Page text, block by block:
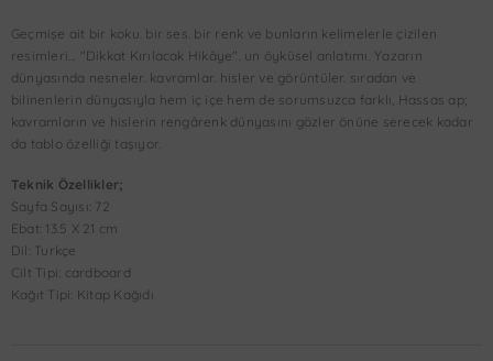
Geçmişe ait bir koku. bir ses. bir renk ve bunların kelimelerle çizilen
resimleri… "Dikkat Kırılacak Hikâye". un öyküsel anlatımı. Yazarın
dünyasında nesneler. kavramlar. hisler ve görüntüler. sıradan ve
bilinenlerin dünyasıyla hem iç içe hem de sorumsuzca farklı, Hassas ap;
kavramların ve hislerin rengârenk dünyasını gözler önüne serecek kadar
da tablo özelliği taşıyor.
Teknik Özellikler;
Sayfa Sayısı: 72
Ebat: 13.5 X 21 cm
Dil: Turkçe
Cilt Tipi: cardboard
Kağıt Tipi: Kitap Kağıdı